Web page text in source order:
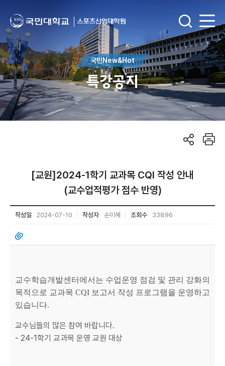
국민New&Hot
특강공지
[교원]2024-1학기 교과목 CQI 작성 안내
(교수업적평가 점수 반영)
작성일 2024-07-10 작성자 손미혜 조회수 33896
교수학습개발센터에서는 수업운영 점검 및 관리 강화의
목적으로 교과목 CQI 보고서 작성 프로그램을 운영하고
있습니다.
교수님들의 많은 참여 바랍니다.
- 24-1학기 교과목 운영 교원 대상